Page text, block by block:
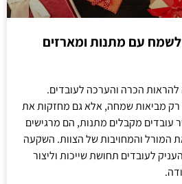
לשמח עם מתנות ומארזים
להראות הכרה והערכה לעובדים.
רק מביאות שמחה, אלא גם מחזקות את
עובדים מקבלים מתנות, הם מרגישים
המורל והמחויבות של הצוות. השקעה
לעובדים תחושת שייכות וליצור